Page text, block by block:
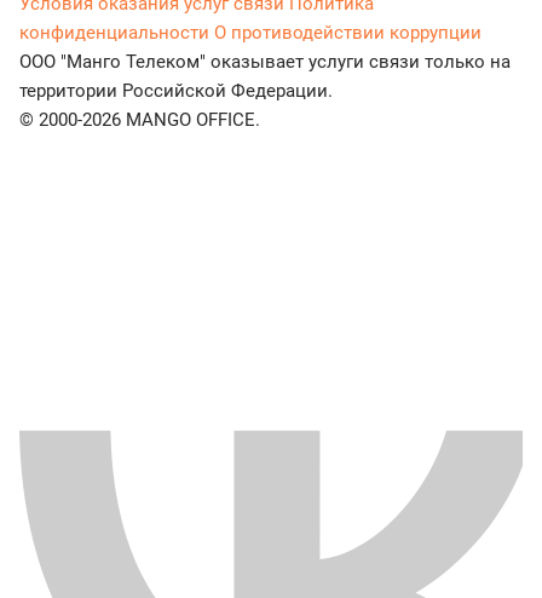
конфиденциальности О противодействии коррупции
ООО "Манго Телеком" оказывает услуги связи только на
территории Российской Федерации.
© 2000-2026 MANGO OFFICE.